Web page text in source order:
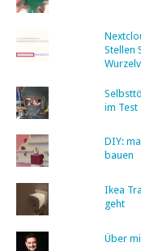
Stellen
im Test
DIY:
bauen
Ikea
geht
Über